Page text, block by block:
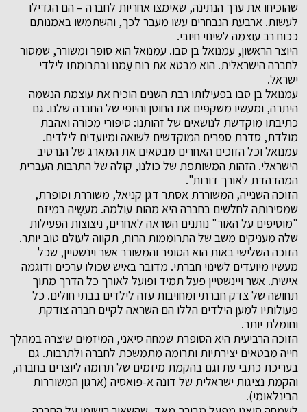
שהוכיחו את ערך הנתינה, שאימצו אחריות לחברה – הם הגדילו
לעשות. ארבעת הנבחרים עשו מעֵבר לכך, והשתמשו באמנותם
ככוח רב עוצמה לשינוי חיובי.
היוצר הראשון, עמנואל בן סבו. עמנואל הוא סופר ומשורר, שמסור
לחברה הישראלית. הוא מבטא את רוח עַמנו ובתרומתו לילדי
ישראל.
עמנואל בן סבו בפעילותו רבת השנים הוכיח את עוצמת הנשמה
היתרה, ומעשיו משקפים את החוסן והיופי של החברה שלנו. גם
כתיבתו מוקדשת לנושאים של זהותנו: סיפורי מכוֹרה ואהבת
מולדת, סדרת ספרים המוקדשים לשואה ומיועדים לילדים.
עמנואל וכל הזוכים האחרים מבטאים את המארג של הנרטיב
הישראלי. הזהות המשותפת של כולנו, קולה של התרבות העברית
המהדהדת לאורך דורות".
הזוכה השנייה, המשוררת אסתר דגן קניאל, משוררת וסופרת,
שמסירותה לחלשים בחברה היא מהות עולמה. מעשֶיה במיזם
"מוסיפים על האור" נותנים השראה לאחרים, ניצוצות הפעילות
שלה מעניקים משב של התרוממות הרוח, תקווה לעולם טוב יותר.
הזוכה השלישי באות הוא הסופר והמשורר אשר וינשטיין, שכל
מעשיו מיועדים לשינוי חברתי. מדובר באיש שכּולו ערכים ודוגמה
אישית. אשר ויינשטיין פעל תמיד ופועל לאורך כל הדרך מתוך
תחושה של צדק חברתי ומחויבות עזה לילדים בבתי חולים. כל
פעולותיו למען הילדים הללו הם השראה לקיים חברה צודקת
וחומלת יותר.
הזוכה הרביעית היא הסופרת שמחה סיאני, המיזמים שיצרה במהלך
חייה מבטאים יצירתיות ותרומה מתמשכת לחברה ולתרבות. גם
בעריכת כתבי עת וגם בהקמת מיזמים של תרומה ליוצרים בחברה,
והקמת נציגות ישראלית של דונה א-פואסיה (ארגון המשוררות
הבינלאומי).